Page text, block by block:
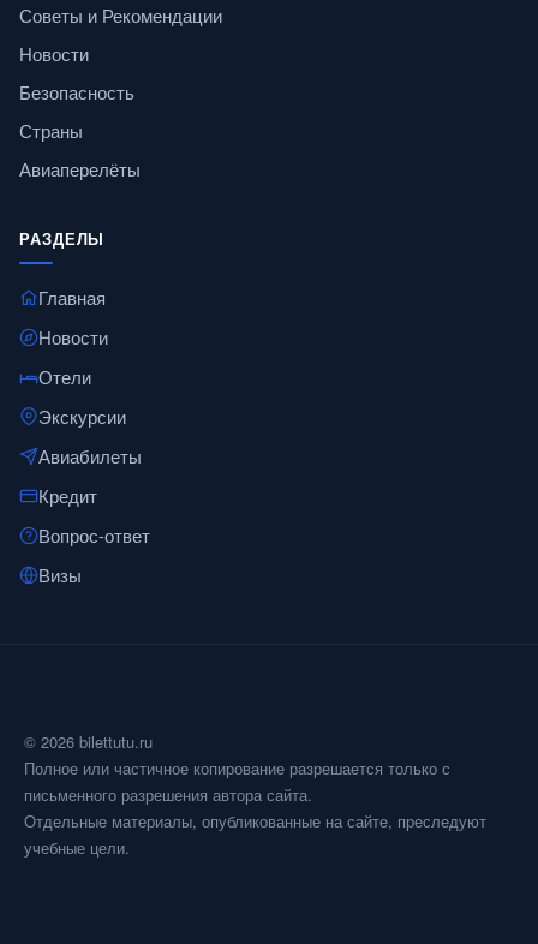
Советы и Рекомендации
Новости
Безопасность
Страны
Авиаперелёты
РАЗДЕЛЫ
Главная
Новости
Отели
Экскурсии
Авиабилеты
Кредит
Вопрос-ответ
Визы
© 2026 bilettutu.ru
Полное или частичное копирование разрешается только с
письменного разрешения автора сайта.
Отдельные материалы, опубликованные на сайте, преследуют
учебные цели.